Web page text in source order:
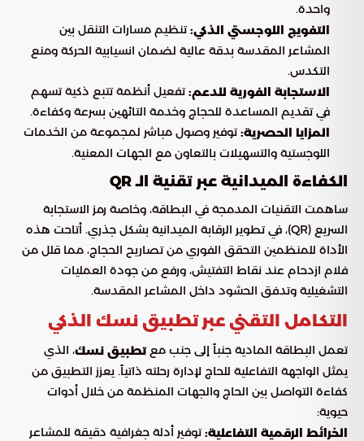
واحدة.
التفويج اللوجستي الذكي:تنظيم مسارات التنقل بين
المشاعر المقدسة بدقة عالية لضمان انسيابية الحركة ومنع
التكدس.
الاستجابة الفورية للدعم:تفعيل أنظمة تتبع ذكية تسهم
في تقديم المساعدة للحجاج وخدمة التائهين بسرعة وكفاءة.
المزايا الحصرية:توفير وصول مباشر لمجموعة من الخدمات
اللوجستية والتسهيلات بالتعاون مع الجهات المعنية.
الكفاءة الميدانية عبر تقنية الـ QR
ساهمت التقنيات المدمجة في البطاقة، وخاصة رمز الاستجابة
السريع (QR)، في تطوير الرقابة الميدانية بشكل جذري. أتاحت هذه
الأداة للمنظمين التحقق الفوري من تصاريح الحجاج، مما قلل من
فلام ازدحام عند نقاط التفتيش، ورفع من جودة العمليات
التشغيلية وتدفق الحشود داخل المشاعر المقدسة.
التكامل التقني عبر تطبيق نسك الذكي
تعمل البطاقة المادية جنباً إلى جنب معتطبيق نسك، الذي
يمثل الواجهة التفاعلية للحاج لإدارة رحلته ذاتياً. يعزز التطبيق من
كفاءة التواصل بين الحاج والجهات المنظمة من خلال أدوات
حيوية:
الخرائط الرقمية التفاعلية:توفير أدلة جغرافية دقيقة للمشاعر